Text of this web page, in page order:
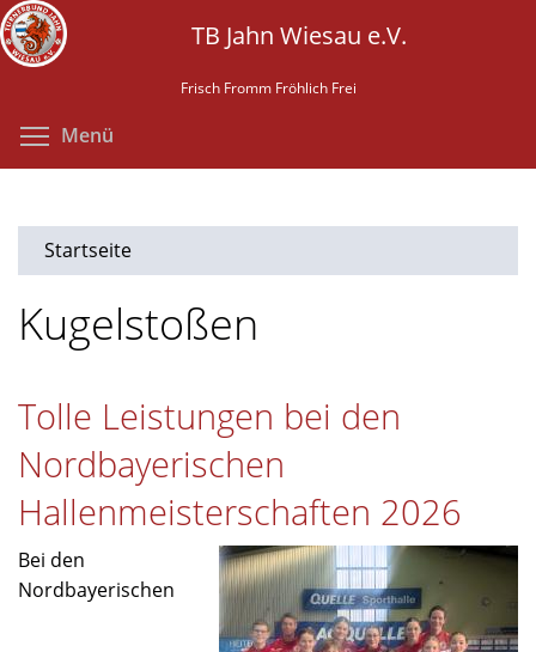
Direkt
zum
Inhalt
TB Jahn Wiesau e.V.
Frisch Fromm Fröhlich Frei
Menü
Startseite
Kugelstoßen
Tolle Leistungen bei den
Nordbayerischen
Hallenmeisterschaften 2026
Bei den
Nordbayerischen